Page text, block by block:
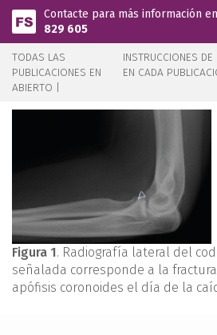
Pasar al contenido principal
Contacte para más información
829 605
TODAS LAS
PUBLICACIONES EN
ABIERTO |
INSTRUCCIONES DE
EN CADA
Figura 1. Radiografía lateral del
señalada corresponde a la
apófisis coronoides el día de la